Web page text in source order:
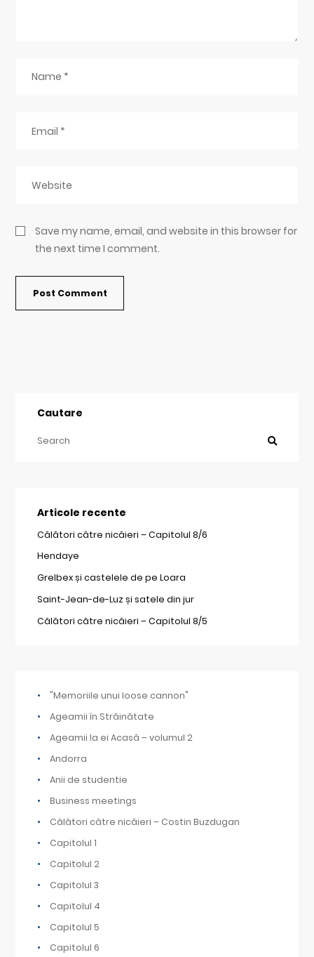
Save my name, email, and website in this browser for
the next time I comment.
Cautare
Articole recente
Călători către nicăieri – Capitolul 8/6
Hendaye
Grelbex și castelele de pe Loara
Saint-Jean-de-Luz și satele din jur
Călători către nicăieri – Capitolul 8/5
"Memoriile unui loose cannon"
Ageamii în Străinătate
Ageamii la ei Acasă – volumul 2
Andorra
Anii de studentie
Business meetings
Călători către nicăieri – Costin Buzdugan
Capitolul 1
Capitolul 2
Capitolul 3
Capitolul 4
Capitolul 5
Capitolul 6